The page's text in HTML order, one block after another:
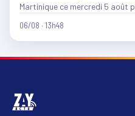
Martinique ce mercredi 5 août
06/08 · 13h48